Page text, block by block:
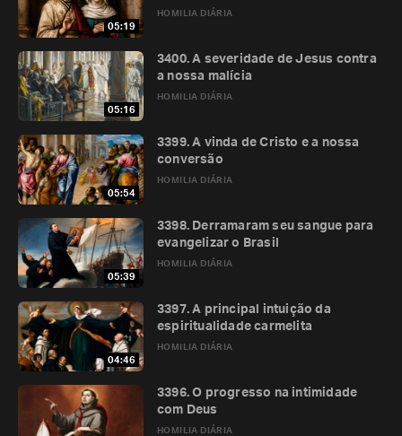
05:19
HOMILIA DIÁRIA
05:16
HOMILIA DIÁRIA
3400. A severidade de Jesus contra
a nossa malícia
05:54
HOMILIA DIÁRIA
3399. A vinda de Cristo e a nossa
conversão
05:39
HOMILIA DIÁRIA
3398. Derramaram seu sangue para
evangelizar o Brasil
04:46
HOMILIA DIÁRIA
3397. A principal intuição da
espiritualidade carmelita
HOMILIA DIÁRIA
3396. O progresso na intimidade
com Deus